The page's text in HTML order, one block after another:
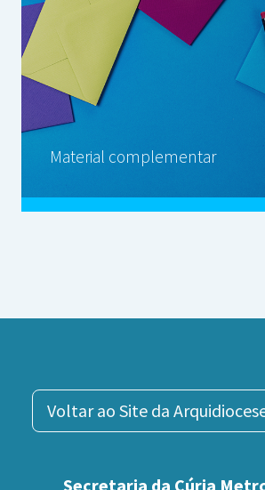
Material complementar
Voltar ao Site da
Secretaria da Cúria